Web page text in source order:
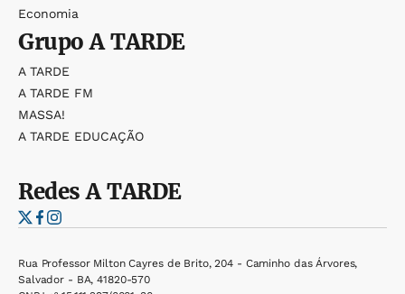
Economia
GrupoA TARDE
A TARDE
A TARDE FM
MASSA!
A TARDE EDUCAÇÃO
RedesA TARDE
Rua Professor Milton Cayres de Brito, 204 - Caminho das Árvores,
Salvador - BA, 41820-570